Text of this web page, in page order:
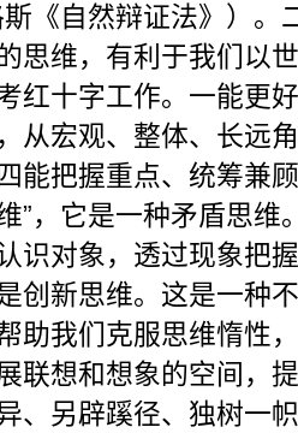
斯《自然辩证法》）
思维，有利于我们以
红十字工作。一能更
从宏观、整体、长远
能把握重点、统筹兼
”，它是一种矛盾思
识对象，透过现象把
创新思维。这是一种
助我们克服思维惰性
联想和想象的空间，
、另辟蹊径、独树一